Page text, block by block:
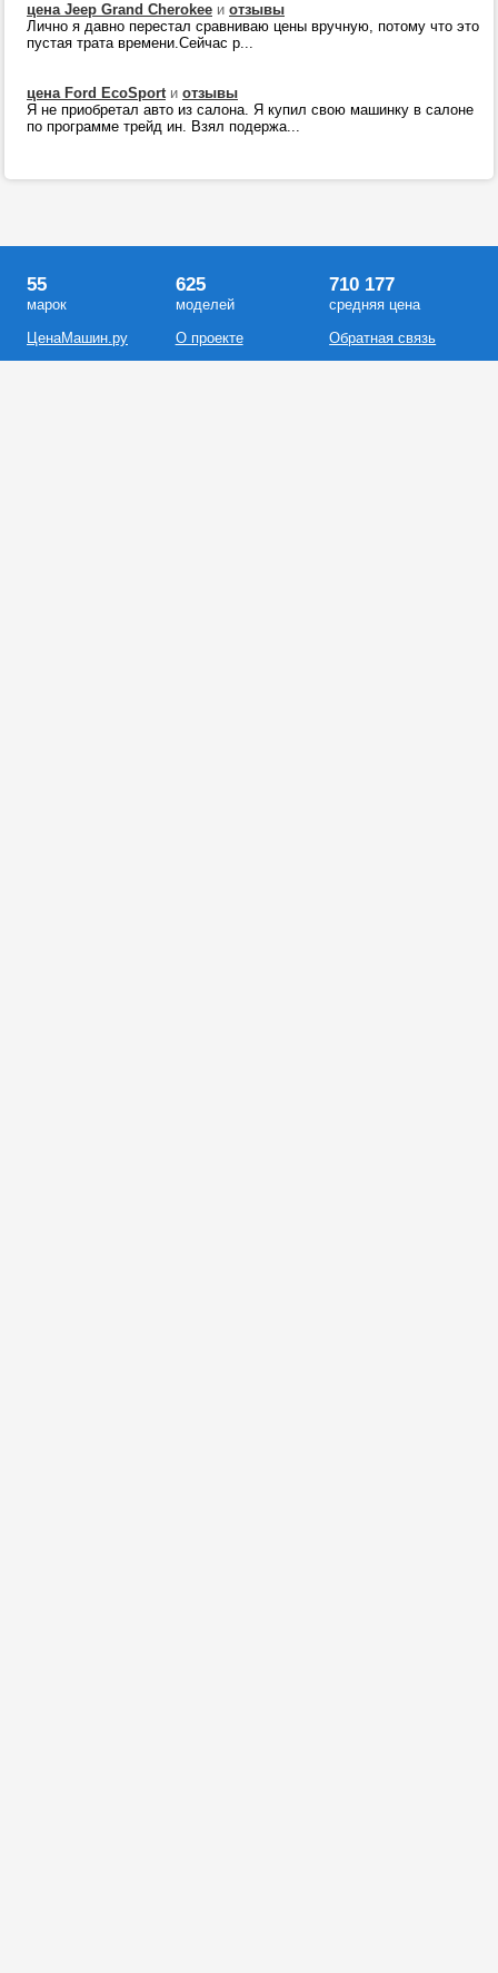
цена Jeep Grand Cherokee и отзывы
Лично я давно перестал сравниваю цены вручную, потому что это
пустая трата времени.Сейчас р...
цена Ford EcoSportи отзывы
Я не приобретал авто из салона. Я купил свою машинку в салоне
по программе трейд ин. Взял подержа...
55
марок
ЦенаМашин.ру
625
моделей
О проекте
710 177
средняя цена
Обратная связь